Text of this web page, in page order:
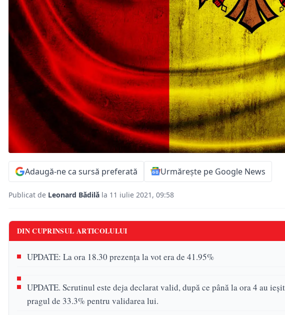
Adaugă-ne ca sursă preferată Urmărește pe Google News
Publicat de Leonard Bădilă la 11 iulie 2021, 09:58
DIN CUPRINSUL ARTICOLULUI
UPDATE: La ora 18.30 prezența la vot era de 41.95%
UPDATE. Scrutinul este deja declarat valid, după ce până la ora 4 au
pragul de 33.3% pentru validarea lui.